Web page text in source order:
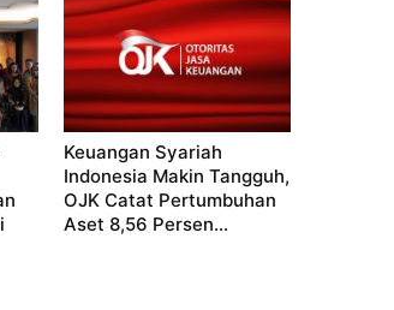
Keuangan Syariah
Indonesia Makin Tangguh,
OJK Catat Pertumbuhan
Aset 8,56 Persen...